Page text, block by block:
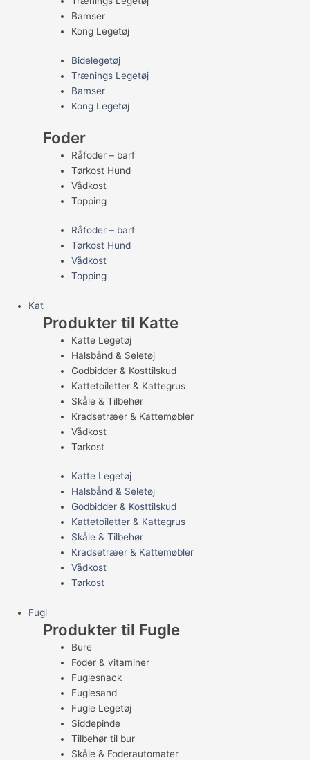
Bamser
Kong Legetøj
Bidelegetøj
Trænings Legetøj
Bamser
Kong Legetøj
Foder
Råfoder – barf
Tørkost Hund
Vådkost
Topping
Råfoder – barf
Tørkost Hund
Vådkost
Topping
Kat
Produkter til Katte
Katte Legetøj
Halsbånd & Seletøj
Godbidder & Kosttilskud
Kattetoiletter & Kattegrus
Skåle & Tilbehør
Kradsetræer & Kattemøbler
Vådkost
Tørkost
Katte Legetøj
Halsbånd & Seletøj
Godbidder & Kosttilskud
Kattetoiletter & Kattegrus
Skåle & Tilbehør
Kradsetræer & Kattemøbler
Vådkost
Tørkost
Fugl
Produkter til Fugle
Bure
Foder & vitaminer
Fuglesnack
Fuglesand
Fugle Legetøj
Siddepinde
Tilbehør til bur
Skåle & Foderautomater